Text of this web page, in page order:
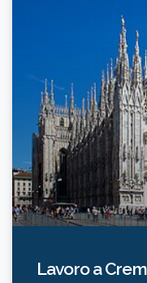
Lavoro a